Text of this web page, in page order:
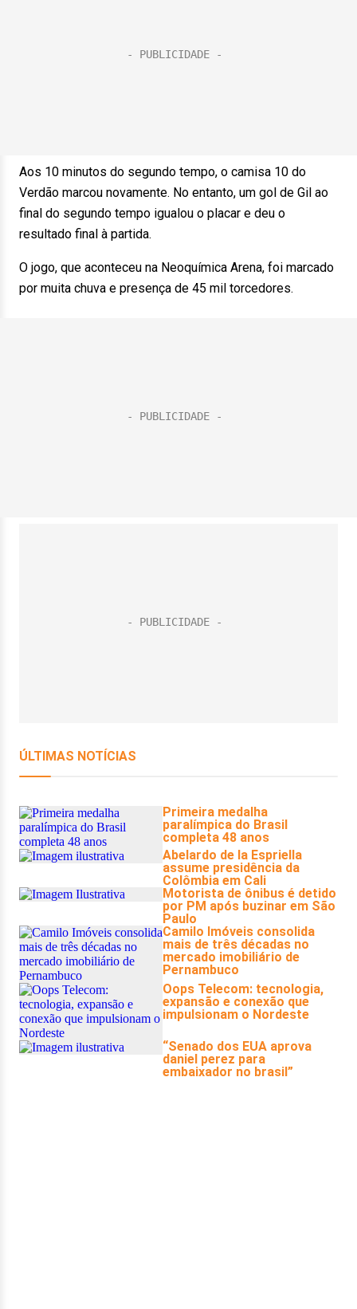
Aos 10 minutos do segundo tempo, o camisa 10 do
Verdão marcou novamente. No entanto, um gol de Gil ao
final do segundo tempo igualou o placar e deu o
resultado final à partida.
O jogo, que aconteceu na Neoquímica Arena, foi marcado
por muita chuva e presença de 45 mil torcedores.